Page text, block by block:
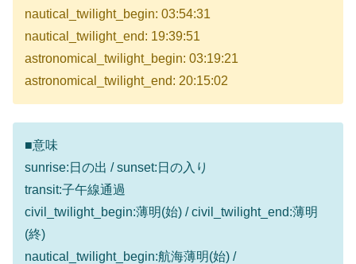
nautical_twilight_begin: 03:54:31
nautical_twilight_end: 19:39:51
astronomical_twilight_begin: 03:19:21
astronomical_twilight_end: 20:15:02
■意味
sunrise:日の出 / sunset:日の入り
transit:子午線通過
civil_twilight_begin:薄明(始) / civil_twilight_end:薄明
(終)
nautical_twilight_begin:航海薄明(始) /